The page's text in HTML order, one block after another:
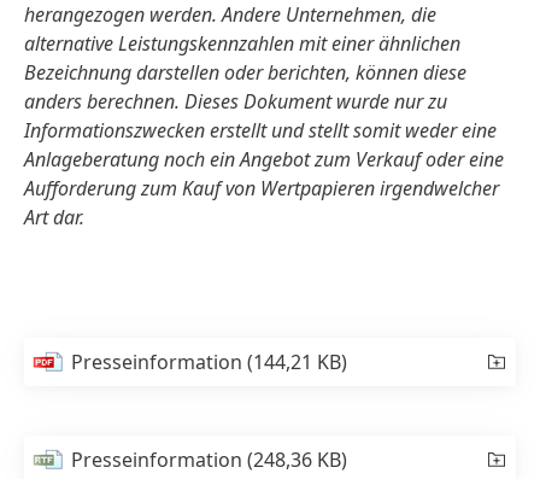
herangezogen werden. Andere Unternehmen, die
alternative Leistungskennzahlen mit einer ähnlichen
Bezeichnung darstellen oder berichten, können diese
anders berechnen. Dieses Dokument wurde nur zu
Informationszwecken erstellt und stellt somit weder eine
Anlageberatung noch ein Angebot zum Verkauf oder eine
Aufforderung zum Kauf von Wertpapieren irgendwelcher
Art dar.
Presseinformation(144,21 KB)
Presseinformation(248,36 KB)